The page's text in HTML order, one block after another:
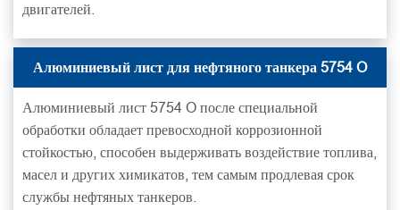
двигателей.
Алюминиевый лист для нефтяного танкера 5754 O
Алюминиевый лист 5754 O после специальной
обработки обладает превосходной коррозионной
стойкостью, способен выдерживать воздействие топлива,
масел и других химикатов, тем самым продлевая срок
службы нефтяных танкеров.